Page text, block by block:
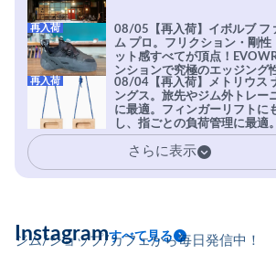
08/05【再入荷】イボルブ フ
ム プロ。フリクション・剛性
ット感すべてが頂点！
ンションで究極のエッジング
実現。進化系ラバーEvo-74は
を凌駕する粘着力で極小ホー
安心感。
再入荷
08/04【再入荷】メトリウス
ングス。旅先やジム外トレー
に最適。フィンガーリフトに
し、指ごとの負荷管理に最適
イマーの指を本気で鍛えるギ
再入荷
さらに表示
ジム/ショップ/カフェから毎日発信中！
Instagramすべて見る